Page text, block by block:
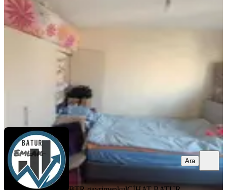
1+1·
1.285.000 ₺
BTR gayrimenkul CİHAT BATUR
Ara